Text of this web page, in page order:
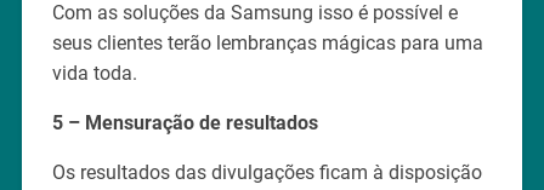
Com as soluções da Samsung isso é possível e
seus clientes terão lembranças mágicas para uma
vida toda.
5 – Mensuração de resultados
Os resultados das divulgações ficam à disposição